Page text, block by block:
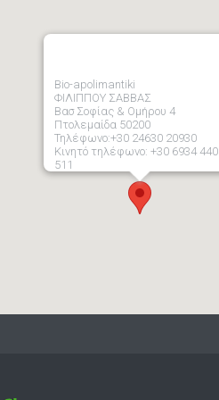
Bio-apolimantiki
ΦΙΛΙΠΠΟΥ ΣΑΒΒΑΣ
Βασ Σοφίας & Ομήρου 4
Πτολεμαίδα 50200
Τηλέφωνο:+30 24630 20930
Κινητό τηλέφωνο: +30 6934 440
511